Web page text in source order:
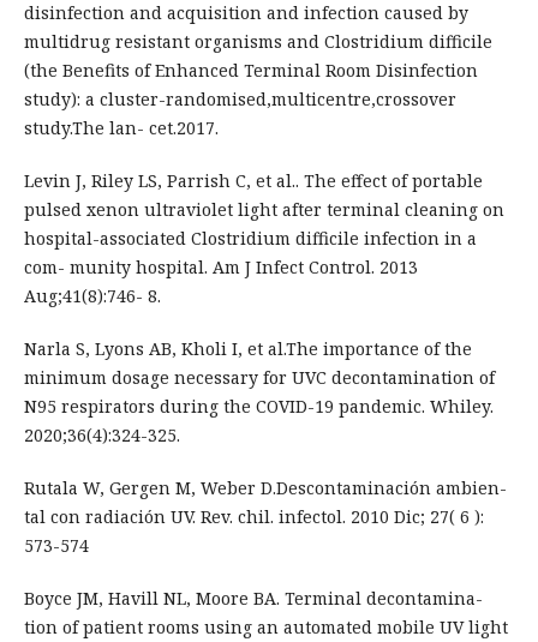
disinfection and acquisition and infection caused by
multidrug resistant organisms and Clostridium difficile
(the Benefits of Enhanced Terminal Room Disinfection
study): a cluster-randomised,multicentre,crossover
study.The lan- cet.2017.
Levin J, Riley LS, Parrish C, et al.. The effect of portable
pulsed xenon ultraviolet light after terminal cleaning on
hospital-associated Clostridium difficile infection in a
com- munity hospital. Am J Infect Control. 2013
Aug;41(8):746- 8.
Narla S, Lyons AB, Kholi I, et al.The importance of the
minimum dosage necessary for UVC decontamination of
N95 respirators during the COVID-19 pandemic. Whiley.
2020;36(4):324-325.
Rutala W, Gergen M, Weber D.Descontaminación ambien-
tal con radiación UV. Rev. chil. infectol. 2010 Dic; 27( 6 ):
573-574
Boyce JM, Havill NL, Moore BA. Terminal decontamina-
tion of patient rooms using an automated mobile UV light